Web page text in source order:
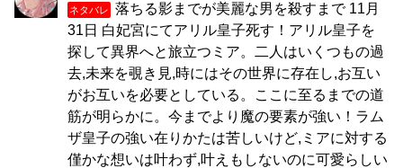
ネタバレ
落ちる影までが美麗な男を殺すまで 11月
31日 白妃宮にてアリル皇子死す！アリル皇子を
探して異界へと旅立つミア。二人はいくつもの過
去,未来を覗き見,時にはその世界に存在し,お互い
がお互いを必要としている。ここに至るまでの道
筋が明らかに。今までより魔の要素が強い！ラム
ザ皇子の強い在りかたは苦しいけど,ミアに対する
僅かな想いは叶わず,叶えもしないのに可愛らしい